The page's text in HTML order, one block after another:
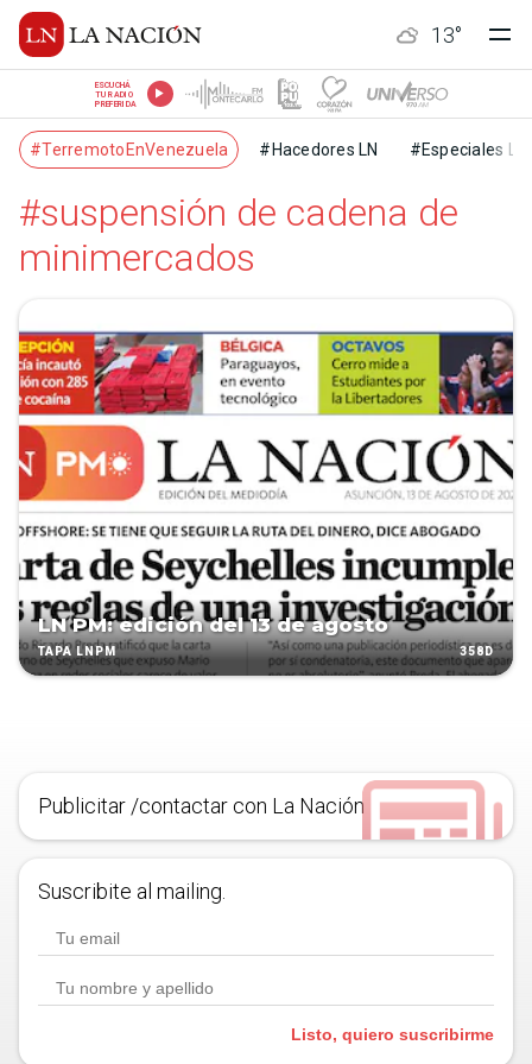
13°
ESCUCHÁ
TU RADIO
PREFERIDA
#TerremotoEnVenezuela #Hacedores LN #Especiales LN
#suspensión de cadena de
minimercados
LN PM: edición del 13 de agosto
TAPA LNPM 358D
Publicitar /contactar con La Nación
Suscribite al mailing.
Listo, quiero suscribirme